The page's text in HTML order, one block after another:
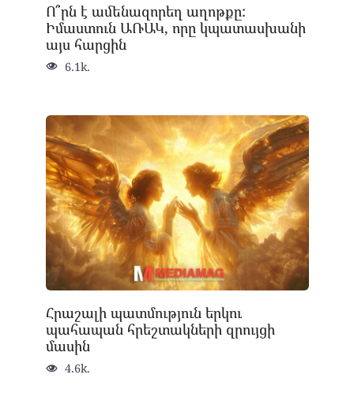
Ո՞րն է ամենազորեղ աղոթքը:
Իմաստուն ԱՌԱԿ, որը կպատասխանի
այս հարցին
6.1k.
Հրաշալի պատմություն երկու
պահապան հրեշտակների զրույցի
մասին
4.6k.